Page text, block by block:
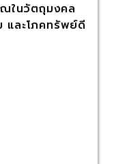
ในวัตถุมงคล
และโภคทรัพย์ดี